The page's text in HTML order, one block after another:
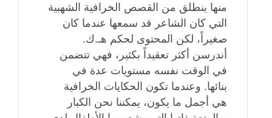
منها ينطلق من القصص الخرافية الشهبية
التي كان الشاعر قد سمعها عندما كان
صغيراً، لكن المحتوى لحكم هـ.ك.
أندرسن أكثر تعقيداً بكثير، فهي تتضمن
في الوقت نفسه مستويات عدة في
بنائها. وعندما تكون الحكايات الخرافية
هي أجمل ما يكون، يمكننا نحن الكبار